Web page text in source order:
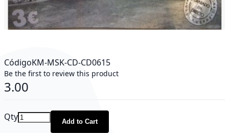
CódigoKM-MSK-CD-CD0615
Be the first to review this product
3.00
Qty Add to Cart